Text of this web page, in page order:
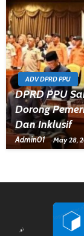
ADV DPRD PPU
DPRD PPU
Dorong
Dan Inklusif
Admin01 May 28,